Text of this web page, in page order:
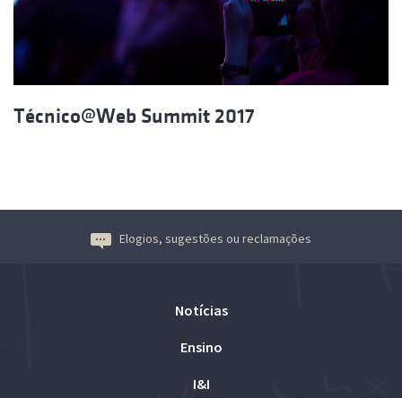
Técnico@Web Summit 2017
Elogios, sugestões ou reclamações
Notícias
Ensino
I&I